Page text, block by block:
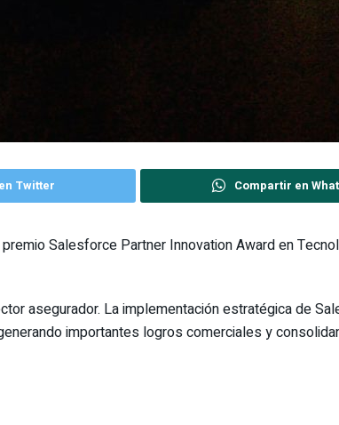
Twitter Compartir en
Salesforce Partner Innovation Award en
asegurador. La implementación estratégica de
importantes logros comerciales y